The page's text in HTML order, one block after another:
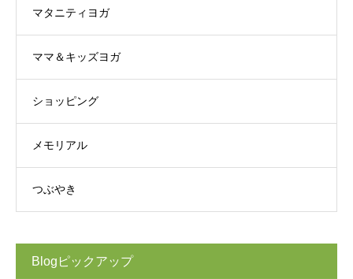
マタニティヨガ
ママ＆キッズヨガ
ショッピング
メモリアル
つぶやき
Blogピックアップ